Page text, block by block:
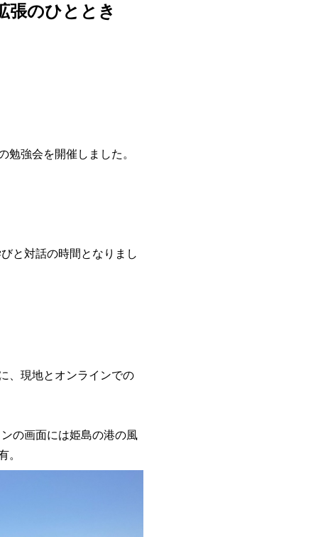
張のひととき
強会を開催しました。
と対話の時間となりまし
現地とオンラインでの
の画面には姫島の港の風